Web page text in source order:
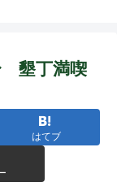
墾丁満喫
はてブ